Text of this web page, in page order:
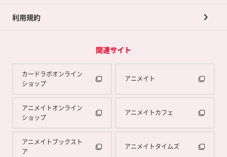
利用規約
関連サイト
カードラボオンライン
ショップ
アニメイト
アニメイトオンライン
ショップ
アニメイトカフェ
アニメイトブックスト
ア
アニメイトタイムズ